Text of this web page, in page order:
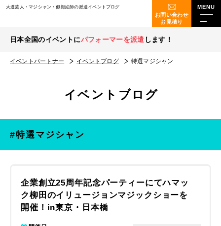
大道芸人・マジシャン・似顔絵師の派遣イベントブログ
お問い合わせ
お見積り
日本全国のイベントにパフォーマーを派遣 します！
イベントパートナー イベントブログ 特選マジシャン
イベントブログ
#特選マジシャン
企業創立25周年記念パーティーにてハマッ
ク柳田のイリュージョンマジックショーを
開催！in東京・日本橋